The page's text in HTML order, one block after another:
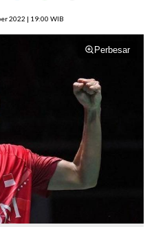
2022 | 19:00 WIB
Perbesar